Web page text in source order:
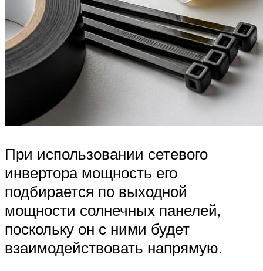
При использовании сетевого
инвертора мощность его
подбирается по выходной
мощности солнечных панелей,
поскольку он с ними будет
взаимодействовать напрямую.